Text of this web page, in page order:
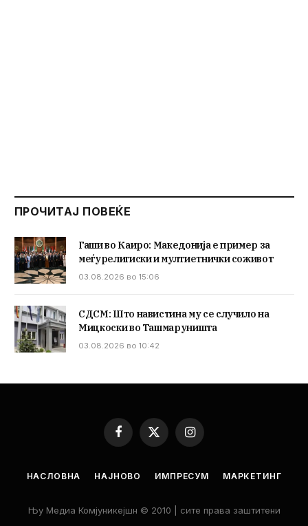
ПРОЧИТАЈ ПОВЕЌЕ
Гаши во Каиро: Македонија е пример за
меѓурелигиски и мултиетнички соживот
03.08.2026 во 15:06
СДСМ: Што навистина му се случило на
Мицкоски во Ташмаруништа
03.08.2026 во 10:42
Facebook
X
Instagram
НАСЛОВНА НАЈНОВО ИМПРЕСУМ МАРКЕТИНГ
Њу Медиа Комјуникејшн © 2010 | сите права заштитени